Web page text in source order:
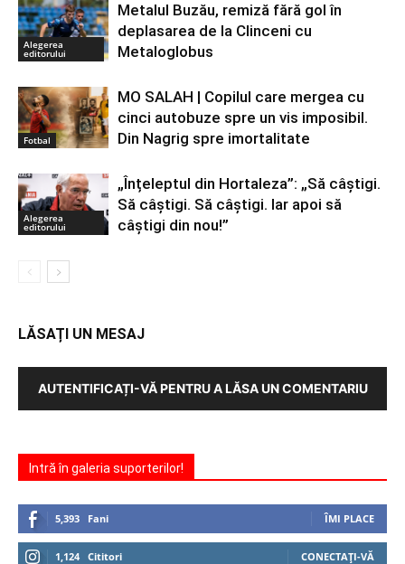
Alegerea
editorului
Metalul Buzău, remiză fără gol în
deplasarea de la Clinceni cu
Metaloglobus
Fotbal
MO SALAH | Copilul care mergea cu
cinci autobuze spre un vis imposibil.
Din Nagrig spre imortalitate
Alegerea
editorului
„Înțeleptul din Hortaleza”: „Să câștigi.
Să câștigi. Să câștigi. Iar apoi să
câștigi din nou!”
LĂSAȚI UN MESAJ
AUTENTIFICAȚI-VĂ PENTRU A LĂSA UN COMENTARIU
Intră în galeria suporterilor!
5,393 Fani ÎMI PLACE
1,124 Cititori CONECTAȚI-VĂ